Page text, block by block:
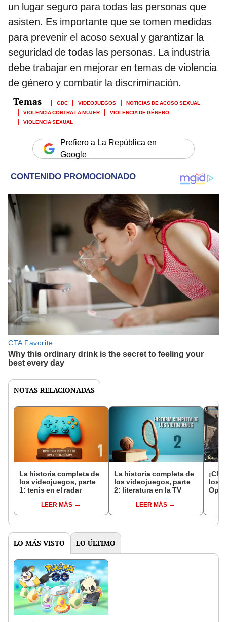
un lugar seguro para todas las personas que
asisten. Es importante que se tomen medidas
para prevenir el acoso sexual y garantizar la
seguridad de todas las personas. La industria
debe trabajar en mejorar en temas de violencia
de género y combatir la discriminación.
GDC VIDEOJUEGOS
NOTICIAS DE ACOSO SEXUAL
VIOLENCIA CONTRA LA MUJER
VIOLENCIA DE GÉNERO
VIOLENCIA SEXUAL
Prefiero a La República en
Google
NOTAS RELACIONADAS
La historia completa de
los videojuegos, parte
1: tenis en el radar
LEER MÁS
La historia completa de
los videojuegos, parte
2: literatura en la TV
LEER MÁS
los
LO MÁS VISTO LO ÚLTIMO